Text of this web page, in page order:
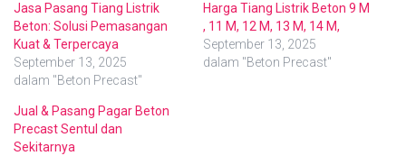
Jasa Pasang Tiang Listrik
Beton: Solusi Pemasangan
Kuat & Terpercaya
September 13, 2025
dalam "Beton Precast"
Harga Tiang Listrik Beton 9 M
, 11 M, 12 M, 13 M, 14 M,
September 13, 2025
dalam "Beton Precast"
Jual & Pasang Pagar Beton
Precast Sentul dan
Sekitarnya